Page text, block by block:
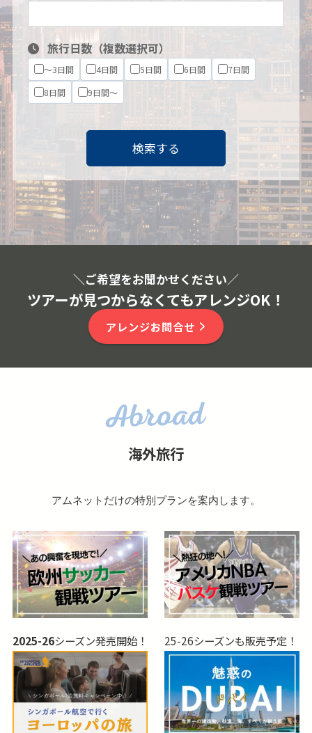
旅行日数（複数選択可）
～3日間 4日間 5日間 6日間
7日間
8日間
9日間～
検索する
＼ご希望をお聞かせください／
ツアーが見つからなくてもアレンジOK！
アレンジお問合せ
海外旅行
アムネットだけの特別プランを案内します。
2025-26シーズン発売開始！ 25-26シーズンも販売予定！